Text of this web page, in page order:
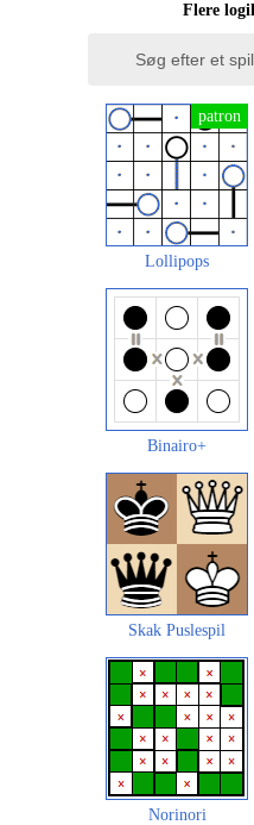
Flere
Lollipops
Binairo+
Skak Puslespil
Norinori